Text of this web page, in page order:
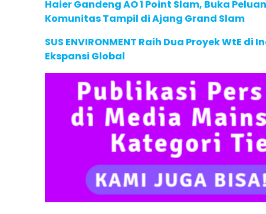
Haier Gandeng AO 1 Point Slam, Buka
Komunitas Tampil di Ajang Grand Slam
SUS ENVIRONMENT Raih Dua Proyek WtE di
Ekspansi Global